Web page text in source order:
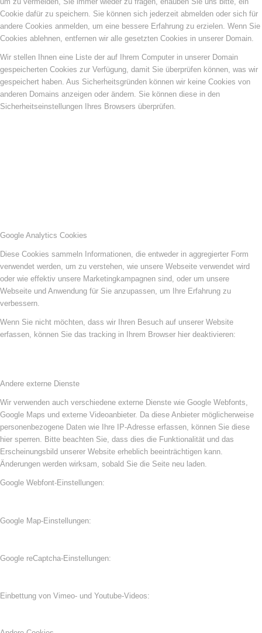
Cookie dafür zu speichern. Sie können sich jederzeit abmelden oder sich für
andere Cookies anmelden, um eine bessere Erfahrung zu erzielen. Wenn Sie
Cookies ablehnen, entfernen wir alle gesetzten Cookies in unserer Domain.
Wir stellen Ihnen eine Liste der auf Ihrem Computer in unserer Domain
gespeicherten Cookies zur Verfügung, damit Sie überprüfen können, was wir
gespeichert haben. Aus Sicherheitsgründen können wir keine Cookies von
anderen Domains anzeigen oder ändern. Sie können diese in den
Sicherheitseinstellungen Ihres Browsers überprüfen.
Google Analytics Cookies
Diese Cookies sammeln Informationen, die entweder in aggregierter Form
verwendet werden, um zu verstehen, wie unsere Webseite verwendet wird
oder wie effektiv unsere Marketingkampagnen sind, oder um unsere
Webseite und Anwendung für Sie anzupassen, um Ihre Erfahrung zu
verbessern.
Wenn Sie nicht möchten, dass wir Ihren Besuch auf unserer Website
erfassen, können Sie das tracking in Ihrem Browser hier deaktivieren:
Andere externe Dienste
Wir verwenden auch verschiedene externe Dienste wie Google Webfonts,
Google Maps und externe Videoanbieter. Da diese Anbieter möglicherweise
personenbezogene Daten wie Ihre IP-Adresse erfassen, können Sie diese
hier sperren. Bitte beachten Sie, dass dies die Funktionalität und das
Erscheinungsbild unserer Website erheblich beeinträchtigen kann.
Änderungen werden wirksam, sobald Sie die Seite neu laden.
Google Webfont-Einstellungen:
Google Map-Einstellungen:
Google reCaptcha-Einstellungen:
Einbettung von Vimeo- und Youtube-Videos: